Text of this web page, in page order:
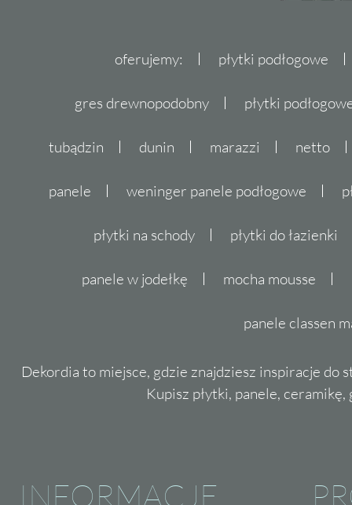
oferujemy: płytki podłogowe
gres drewnopodobny płytki
tubądzin dunin marazzi netto
panele weninger panele podłogowe
płytki na schody płytki do łazienki
panele w jodełkę mocha mousse
panele classen
Dekordia to miejsce, gdzie znajdziesz inspiracje do
Kupisz płytki, panele,
INFORMACJE